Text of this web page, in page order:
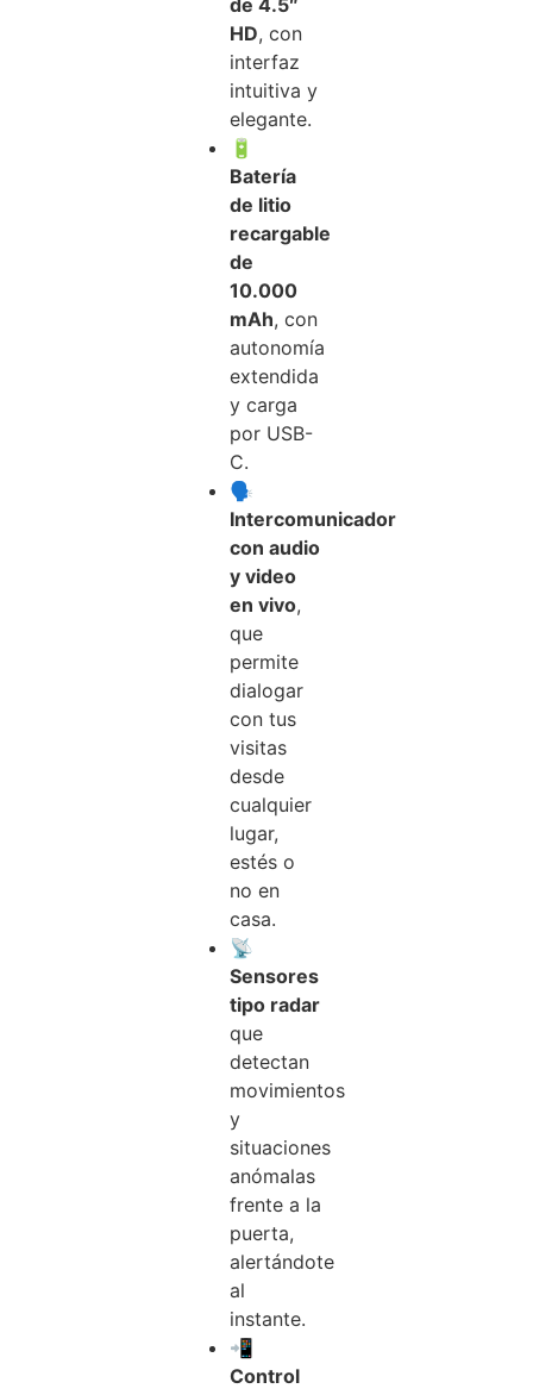
de 4.5″
HD, con
interfaz
intuitiva y
elegante.
🔋
Batería
de litio
recargable
de
10.000
mAh, con
autonomía
extendida
y carga
por USB-
C.
🗣️
Intercomunicador
con audio
y video
en vivo,
que
permite
dialogar
con tus
visitas
desde
cualquier
lugar,
estés o
no en
casa.
📡
Sensores
tipo radar
que
detectan
movimientos
y
situaciones
anómalas
frente a la
puerta,
alertándote
al
instante.
📲
Control